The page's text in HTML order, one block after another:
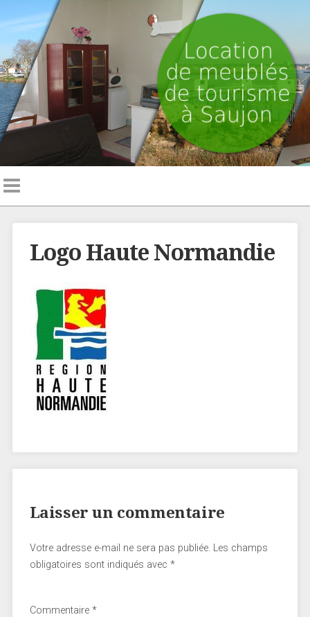
Logo Haute Normandie
Laisser un commentaire
Votre adresse e-mail ne sera pas publiée. Les champs
obligatoires sont indiqués avec *
Commentaire *